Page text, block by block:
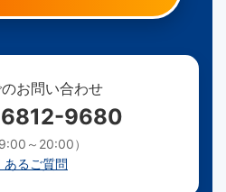
お問い合わせ
9680
9:00～20:00）
あるご質問